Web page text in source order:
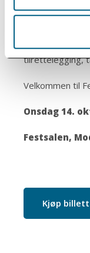
Følg oss på
Har du
tilrettelegging,
Velkommen til
Onsdag 14.
Festsalen,
Kjøp